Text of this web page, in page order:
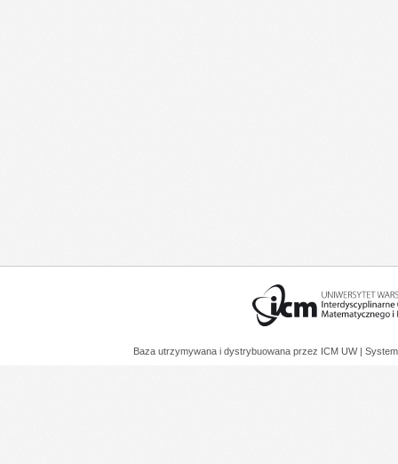
Baza utrzymywana i dystrybuowana przez ICM UW |